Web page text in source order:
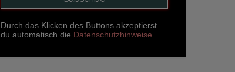
Durch das Klicken des Buttons akzeptierst
du automatisch die Datenschutzhinweise.